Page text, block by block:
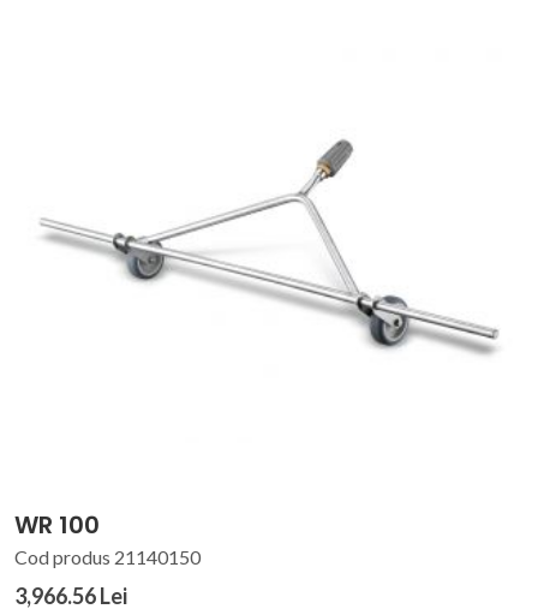
WR 100
Cod produs 21140150
3,966.56 Lei